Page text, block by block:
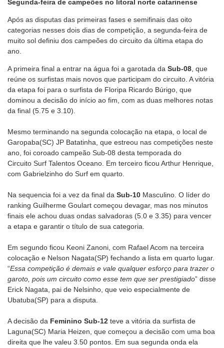
Segunda-feira de campeões no litoral norte catarinense
Após as disputas das primeiras fases e semifinais das oito
categorias nesses dois dias de competição, a segunda-feira de
muito sol definiu dos campeões do circuito da última etapa do
ano.
A primeira final a entrar na água foi a garotada da Sub-08, que
reúne os surfistas mais novos que participam do circuito. A vitória
da etapa foi para o surfista de Floripa Ricardo Búrigo, que
dominou a decisão do início ao fim, com as duas melhores notas
da final (5.75 e 3.10).
Mesmo terminando na segunda colocação na etapa, o local de
Garopaba(SC) JP Batatinha, que estreou nas competições neste
ano, foi coroado campeão Sub-08 desta temporada do
Circuito Surf Talentos Oceano. Em terceiro ficou Arthur Henrique,
com Gabrielzinho do Surf em quarto.
Na sequencia foi a vez da final da Sub-10 Masculino. O líder do
ranking Guilherme Goulart começou devagar, mas nos minutos
finais ele achou duas ondas salvadoras (5.0 e 3.35) para vencer
a etapa e garantir o título de sua categoria.
Em segundo ficou Keoni Zanoni, com Rafael Acom na terceira
colocação e Nelson Nagata(SP) fechando a lista em quarto lugar.
“Essa competição é demais e vale qualquer esforço para trazer o
garoto, pois um circuito como esse tem que ser prestigiado” disse
Erick Nagata, pai de Nelsinho, que veio especialmente de
Ubatuba(SP) para a disputa.
A decisão da Feminino Sub-12 teve a vitória da surfista de
Laguna(SC) Maria Heizen, que começou a decisão com uma boa
direita que lhe valeu 3.50 pontos. Em sua segunda onda ela